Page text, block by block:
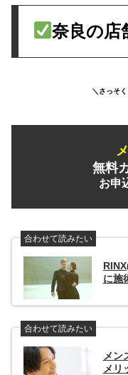
奈良の店
＼さっそく
無料
お申
合わせて読みたい
に施
合わせて読みたい
メン
メリ